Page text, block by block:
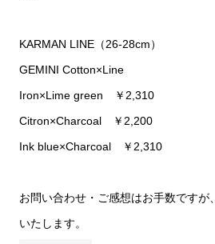
KARMAN LINE（26-28cm）
GEMINI Cotton×Line
Iron×Lime green ￥2,310
Citron×Charcoal ￥2,200
Ink blue×Charcoal ￥2,310
お問い合わせ・ご感想はお手数ですが、
いたします。